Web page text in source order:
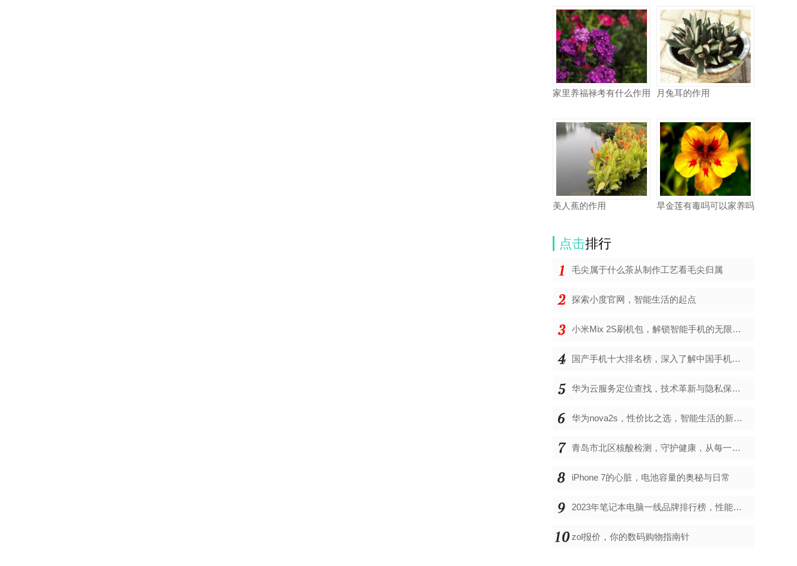
家里养福禄考有什么作用 月兔耳的作用
美人蕉的作用 旱金莲有毒吗可以家养吗
点击排行
毛尖属于什么茶从制作工艺看毛尖归属
探索小度官网，智能生活的起点
小米Mix 2S刷机包，解锁智能手机的无限可能
国产手机十大排名榜，深入了解中国手机市场的佼佼者
华为云服务定位查找，技术革新与隐私保护的双重奏
华为nova2s，性价比之选，智能生活的新伙伴
青岛市北区核酸检测，守护健康，从每一次检测开始
iPhone 7的心脏，电池容量的奥秘与日常
2023年笔记本电脑一线品牌排行榜，性能、创新与用户满意度的综合考量
zol报价，你的数码购物指南针